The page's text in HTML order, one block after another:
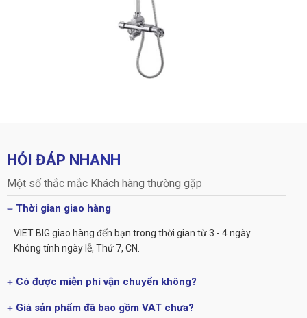
HỎI ĐÁP NHANH
Một số thắc mắc Khách hàng thường gặp
Thời gian giao hàng
VIET BIG giao hàng đến bạn trong thời gian từ 3 - 4 ngày.
Không tính ngày lễ, Thứ 7, CN.
Có được miễn phí vận chuyển không?
Giá sản phẩm đã bao gồm VAT chưa?